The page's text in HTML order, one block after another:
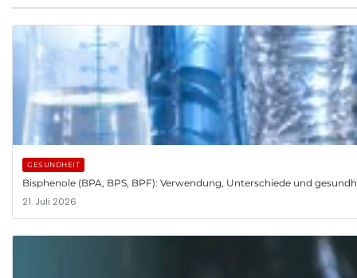
GESUNDHEIT
Bisphenole (BPA, BPS, BPF): Verwendung, Unterschiede und
21. Juli 2026